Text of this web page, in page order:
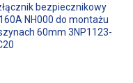
bezpiecznikowy
NH000 do montażu
60mm 3NP1123-